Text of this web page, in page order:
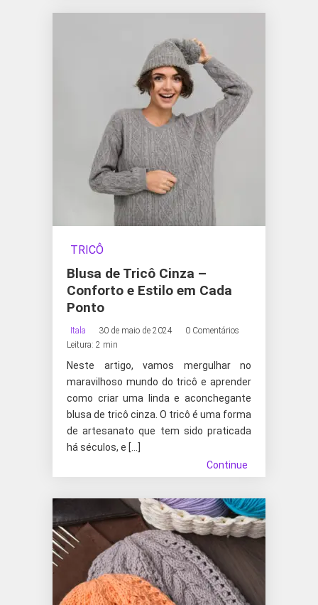
TRICÔ
Blusa de Tricô Cinza –
Conforto e Estilo em Cada
Ponto
Itala 30 de maio de 2024
0 Comentários
Leitura: 2 min
Neste artigo, vamos mergulhar no
maravilhoso mundo do tricô e aprender
como criar uma linda e aconchegante
blusa de tricô cinza. O tricô é uma forma
de artesanato que tem sido praticada
há séculos, e […]
Continue